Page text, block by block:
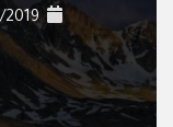
2019